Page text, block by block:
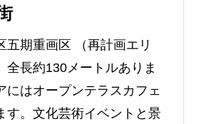
五期重画区 （再計画エリ
全長約130メートルありま
にはオープンテラスカフェ
す。文化芸術イベントと景